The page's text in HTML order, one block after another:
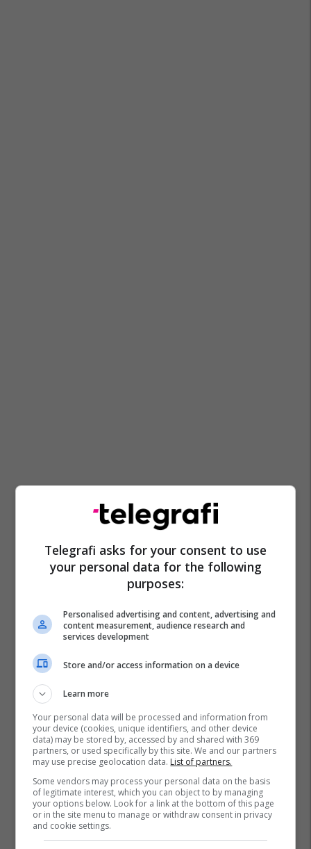
Telegrafi asks for your consent to use
your personal data for the following
purposes:
Personalised advertising and content, advertising and
content measurement, audience research and
services development
Store and/or access information on a device
Learn more
Your personal data will be processed and information from
your device (cookies, unique identifiers, and other device
data) may be stored by, accessed by and shared with 369
partners, or used specifically by this site. We and our partners
may use precise geolocation data. List of partners.
Some vendors may process your personal data on the basis
of legitimate interest, which you can object to by managing
your options below. Look for a link at the bottom of this page
or in the site menu to manage or withdraw consent in privacy
and cookie settings.